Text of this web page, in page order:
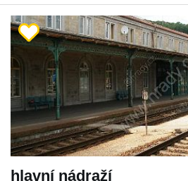
hlavní nádraží